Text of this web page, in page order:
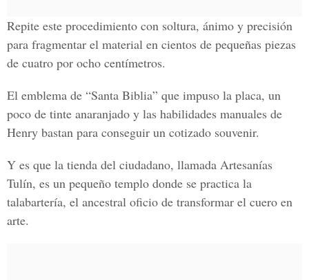
Repite este procedimiento con soltura, ánimo y precisión
para fragmentar el material en cientos de pequeñas piezas
de cuatro por ocho centímetros.
El emblema de “Santa Biblia” que impuso la placa, un
poco de tinte anaranjado y las habilidades manuales de
Henry bastan para conseguir un cotizado souvenir.
Y es que la tienda del ciudadano, llamada Artesanías
Tulín, es un pequeño templo donde se practica la
talabartería, el ancestral oficio de transformar el cuero en
arte.